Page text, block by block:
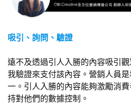
吸引、詢問、驗證
遠不及透過引人入勝的內容吸引
我驗證來支付該內容。營銷人員
一。引人入勝的內容能夠激勵消
持對他們的數據控制。